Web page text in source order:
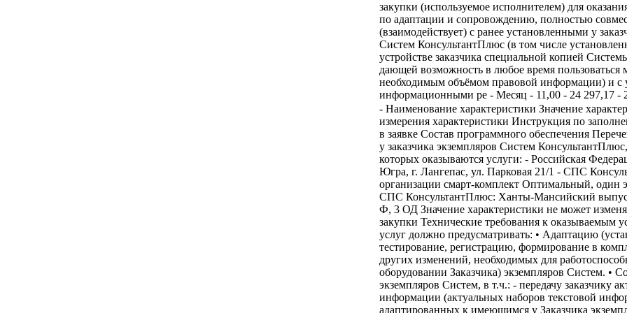
закупки (используемое исполнителем) для
по адаптации и сопровождению, полностью
(взаимодействует) с ранее установленными у
Систем КонсультантПлюс (в том числе
устройстве заказчика специальной копией
дающей возможность в любое время пользоваться
необходимым объёмом правовой информации) и
информационными ре - Месяц - 11,00 - 24 297,17 -
- Наименование характеристики Значение характеристики Единица измерения характеристики Инструкция по заполнению характеристик в заявке Состав программного обеспечения Перечень установленных у заказчика экземпляров Систем КонсультантПлюс, в отношении которых оказываются услуги: - Российская Федерация 628672, ХМАО-Югра, г. Лангепас, ул. Парковая 21/1 - СПС Консультант Бюджетные организации смарт-комплект Оптимальный, один экз., ОВМ-Ф, 3 ОД - СПС КонсультантПлюс: Ханты-Мансийский выпуск, один экз., ОВМ-Ф, 3 ОД Значение характеристики не может изменяться участником закупки Технические требования к оказываемым услугам Оказание услуг должно предусматривать: • Адаптацию (установку, тестирование, регистрацию, формирование в комплекты, внесение других изменений, необходимых для работоспособности на оборудовании Заказчика) экземпляров Систем. • Сопровождение экземпляров Систем, в т.ч.: - передачу заказчику актуальной информации (актуальных наборов текстовой информации, адаптированных к имеющимся у Заказчика экземплярам Систем КонсультантПлюс); возможность ежедневного обновления информационных банков по телекоммуникационным сетям; - техническую профилактику работоспособности Систем КонсультантПлюс и восстановление работоспособности Систем КонсультантПлюс в случаях сбоев компьютерного оборудования после их устранения заказчиком (тестирование, переустановка); - предоставление дополнительной информации и возможностей, состав которых определяется исполнителем; - мониторинг данных об использовании Систем КонсультантПлюс с целью предотвращения их противоправного и контрафактного использования, а также замедления работы; - консультирование по работе с Системами КонсультантПлюс, в т.ч. обучение заказчика работе с этими Системами по методикам Сети КонсультантПлюс с возможностью получения специального сертификата об обучении; - предоставление возможности получения заказчиком консультаций по работе экземпляров Систем КонсультантПлюс по телефону, по электронной почте, через специальные сервисы и базы данных либо в офисе исполнителя; - предоставление другой информации и материалов по СПС КонсультантПлюс. Значение характеристики не может изменяться участником закупки Требования к качеству оказываемых услуг • Участник закупки (исполнитель) обязан обеспечить совместимость (взаимодействие) услуг по адаптации и сопровождению с: a) ранее установленными у заказчика экземплярами Систем КонсультантПлюс (в том числе установленной на электронном устройстве заказчика специальной копией Системы КонсультантПлюс, дающей возможность в любое время пользоваться минимально необходимым объёмом правовой информации); б) информационными ресурсами заказчика, ранее самостоятельно подготовленными им с использованием технологий Систем КонсультантПлюс, в том числе с: - составленными заказчиком внутри СПС подборками документов, перечнями документов «на контроле», комментариями и закладками заказчика в текстах документов Систем КонсультантПлюс; - базой данных проектов типовых договоров заказчика, содержащей договорные формы, создаваемые, открываемые, изменяемые и обновляемые (актуализируемые) заказчиком с использованием актуализируемого Конструктора договоров КонсультантПлюс; - технологическими взаимосвязями отдельных собственных документов заказчика (в том числе шаблонов/типовых форм/образцов) с актуализируемыми Системами КонсультантПлюс и актуализируемым Конструктором договоров КонсультантПлюс. Участник закупки (исполнитель) обязан предоставить заказчику документы, подтверждающие наличие у участника закупки (исполнителя) необходимых прав на использование технологий и иных результатов интеллектуальной деятельности, и, в частности, копию Лицензионного соглашения, подтверждающего, что специальное сервисное программное обеспечение, предназначенное участником закупки (используемое исполнителем) для оказания заказчику услуг по адаптации и сопровождению, полностью совместимо (взаимодействует) с ранее установленными у заказчика экземплярами Систем КонсультантПлюс (в том числе установленной на электронном устройстве заказчика специальной копией Системы КонсультантПлюс, дающей возможность в любое время пользоваться минимально необходимым объёмом правовой информации) и с указанными выше информационными ре Значение характеристики не может изменяться участником закупки Требования к функционалу Системы КонсультантПлюс • Возможность поиска, результат которого представлен в виде единого списка документов (без разбивки по информационным банкам), в котором представлены нормативные документы, судебные решения, комментарии и т.п., наиболее точно отвечающие условиям запроса с указанием фрагмента текста. • Возможность поиска, результат которого представлен в виде дерева-списка, в котором отражено точное количество найденных документов по каждому разделу и информационному банку. • Возможность поиска по тексту документа с формулированием запроса как на естественном языке, так и с использованием различных логических условий и ограничений (с учетом близости слов, задаваемой пользователем, либо присутствия их в одном абзаце документа, с одновременным использованием логических условий «и» / «или» / «кроме»). • Наличие специальных карточек реквизитов, адаптированных для поиска конкретных типов информации (содержание специфических для этого типа информации реквизитов); • Возможность поиска с помощью самонастраивающихся словарей. • Возможность контекстного поиска по списку найденных документов, в том числе с многократным уточнением запроса. • Наличие информации о статусе документа: утратил силу или отменен, не вступил в силу; все акты, кроме утративших силу, отменённых и не вступивших в силу. • Связи между документами оформляются в отдельный список, в котором могут быть разделы: - содержит дополнительную информацию о следующих документах; - упоминает следующий документ; - упоминается в следующем документе; - разъяснен следующим документом; - действие изменено следующим документом; - дан в редакции следующего документа; - изменен следующим документом; - дополнительную информацию смотрите в следующих документах. • В Системе представляется инструментарий для сравнения редакций документа, включая недействующие. • Предусмотрена возможность получения редакции документа на конкретную дату с указанием диапазона действия редакции. • К документам, имеющим структуру, содержится структурированное интерактивн Значение характеристики не может изменяться участником закупки Сроки оказания услуг С 01.01.2027 года – по 30.11.2027 года Значение характеристики не может изменяться участником закупки - Наименование характеристики - Значение характеристики - Единица измерения характеристики - Инструкция по заполнению характеристик в заявке - Состав программного обеспечения - Перечень установленных у заказчика экземпляров Систем КонсультантПлюс, в отношении которых оказываются услуги: - Российская Федерация 628672, ХМАО-Югра, г. Лангепас, ул. Парковая 21/1 - СПС Консультант Бюджетные организации смарт-комплект Оптимальный, один экз., ОВМ-Ф, 3 ОД - СПС КонсультантПлюс: Ханты-Мансийский выпуск, один экз., ОВМ-Ф, 3 ОД - - Значение характеристики не может изменяться участником закупки - Технические требования к оказываемым услугам - Оказание услуг должно предусматривать: • Адаптацию (установку, тестирование, регистрацию, формирование в комплекты, внесение других изменений, необходимых для работоспособности на оборудовании Заказчика) экземпляров Систем. • Сопровождение экземпляров Систем, в т.ч.: - передачу заказчику актуальной